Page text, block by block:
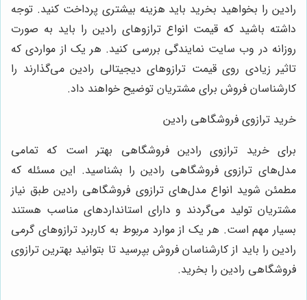
رادین را بخواهید بخرید باید هزینه بیشتری پرداخت کنید. توجه
داشته باشید که قیمت انواع ترازوهای رادین را باید به صورت
روزانه در وب سایت نمایندگی بررسی کنید. هر یک از مواردی که
تاثیر زیادی روی قیمت ترازوهای دیجیتالی رادین می‌گذارند را
کارشناسان فروش برای مشتریان توضیح خواهند داد.
خرید ترازوی فروشگاهی رادین
برای خرید ترازوی رادین فروشگاهی بهتر است که تمامی
مدل‌های ترازوی فروشگاهی رادین را بشناسید. این مسئله که
مطمئن شوید انواع مدل‌های ترازوی فروشگاهی رادین طبق نیاز
مشتریان تولید می‌گردند و دارای استانداردهای مناسب هستند
بسیار مهم است. هر یک از موارد مربوط به کاربرد ترازوهای گرمی
رادین را باید از کارشناسان فروش بپرسید تا بتوانید بهترین ترازوی
فروشگاهی رادین را بخرید.